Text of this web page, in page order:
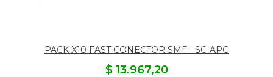
PACK X10 FAST CONECTOR SMF - SC-APC
$ 13.967,20